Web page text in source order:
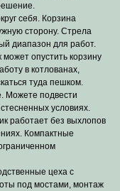
себя. Корзина
сторону. Стрела
диапазон для работ.
опустить корзину
в котлованах,
туда пешком.
Можете подвести
условиях.
работает без выхлопов
Компактные
цеха с
под мостами, монтаж